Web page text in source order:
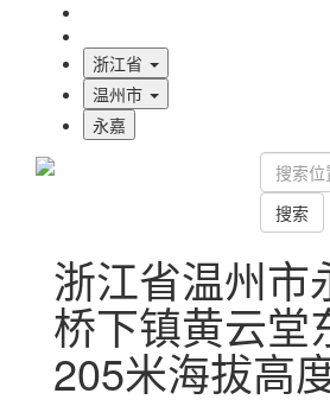
浙江省
温州市
永嘉
搜索
浙江省温州市
桥下镇黄云堂
205米海拔高